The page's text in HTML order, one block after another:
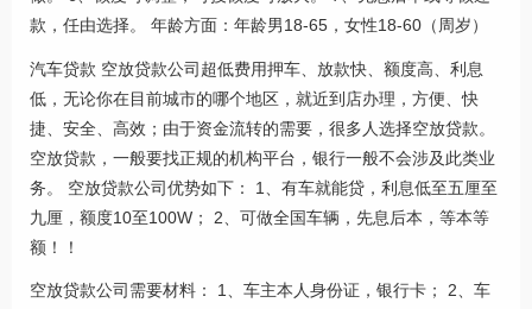
款，任由选择。 年龄方面：年龄男18-65，女性18-60（周岁）
汽车贷款 空放贷款公司超低费用押车、放款快、额度高、利息
低，无论你在目前城市的哪个地区，就近到店办理，方便、快
捷、安全、高效；由于资金流转的需要，很多人选择空放贷款。
空放贷款，一般要找正规的机构平台，银行一般不会涉及此类业
务。 空放贷款公司优势如下： 1、有车就能贷，利息低至五厘至
九厘，额度10至100W； 2、可做全国车辆，先息后本，等本等
额！！
空放贷款公司需要材料： 1、车主本人身份证，银行卡； 2、车